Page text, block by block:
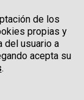
de los
propias y
del usuario a
acepta su
.